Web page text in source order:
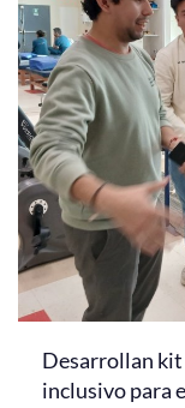
Desarrollan
inclusivo para